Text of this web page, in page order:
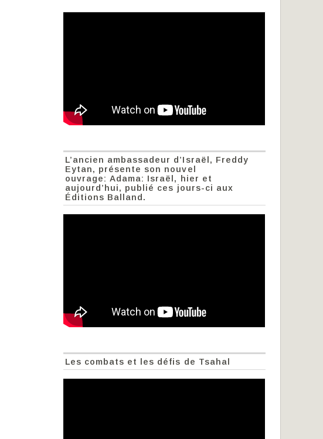
L’ancien ambassadeur d’Israël, Freddy
Eytan, présente son nouvel
ouvrage: Adama: Israël, hier et
aujourd’hui, publié ces jours-ci aux
Éditions Balland.
Les combats et les défis de Tsahal